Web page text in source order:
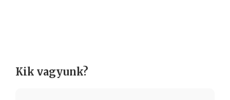
Kik vagyunk?